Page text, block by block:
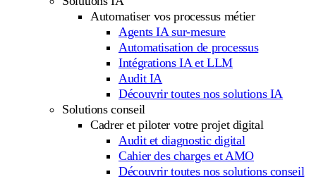
Automatiser vos processus métier
Agents IA sur-mesure
Automatisation de processus
Intégrations IA et LLM
Audit IA
Découvrir toutes nos solutions IA
Solutions conseil
Cadrer et piloter votre projet digital
Audit et diagnostic digital
Cahier des charges et AMO
Découvrir toutes nos solutions conseil